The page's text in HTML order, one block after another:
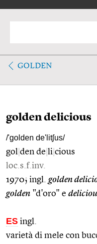
GOLDEN
golden delicious
/'golden de'litʃus/
gol den de li cious
loc.s.f.inv.
1970; ingl. golden
golden "d'oro" e
ES ingl.
varietà di mele con